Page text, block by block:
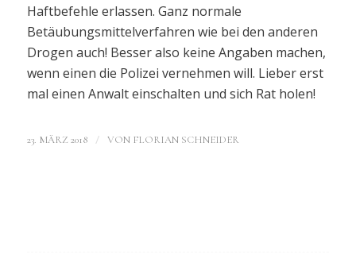
Haftbefehle erlassen. Ganz normale
Betäubungsmittelverfahren wie bei den anderen
Drogen auch! Besser also keine Angaben machen,
wenn einen die Polizei vernehmen will. Lieber erst
mal einen Anwalt einschalten und sich Rat holen!
23. MÄRZ 2018 / VON FLORIAN SCHNEIDER